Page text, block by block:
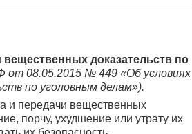
доказательств по
08.05.2015 № 449 «Об условиях
по уголовным делам»).
и передачи вещественных
порчу, ухудшение или утрату их